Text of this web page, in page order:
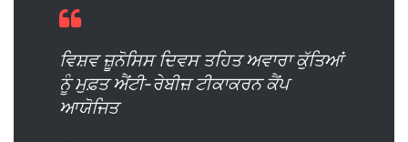
ਵਿਸ਼ਵ ਜ਼ੂਨੋਸਿਸ ਦਿਵਸ ਤਹਿਤ ਅਵਾਰਾ ਕੁੱਤਿਆਂ
ਨੂੰ ਮੁਫ਼ਤ ਐਂਟੀ-ਰੇਬੀਜ਼ ਟੀਕਾਕਰਨ ਕੈਂਪ
ਆਯੋਜਿਤ